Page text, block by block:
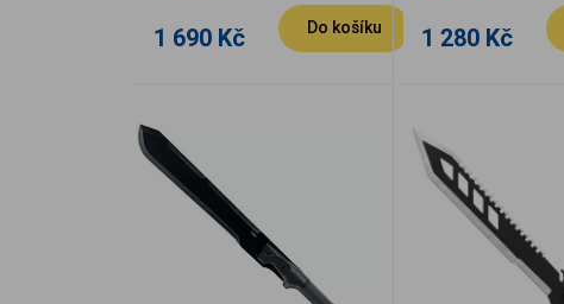
1 690 Kč Do košíku 1 280 Kč